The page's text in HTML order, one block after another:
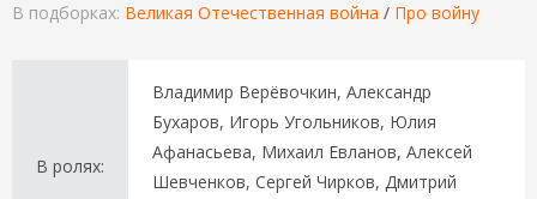
В подборках: Великая Отечественная война / Про войну
В ролях:
Владимир Верёвочкин, Александр
Бухаров, Игорь Угольников, Юлия
Афанасьева, Михаил Евланов, Алексей
Шевченков, Сергей Чирков, Дмитрий